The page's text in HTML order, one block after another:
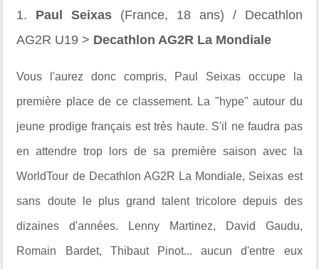
1. Paul Seixas (France, 18 ans) / Decathlon
AG2R U19 > Decathlon AG2R La Mondiale
Vous l'aurez donc compris, Paul Seixas occupe la
première place de ce classement. La "hype" autour du
jeune prodige français est très haute. S'il ne faudra pas
en attendre trop lors de sa première saison avec la
WorldTour de Decathlon AG2R La Mondiale, Seixas est
sans doute le plus grand talent tricolore depuis des
dizaines d'années. Lenny Martinez, David Gaudu,
Romain Bardet, Thibaut Pinot... aucun d'entre eux